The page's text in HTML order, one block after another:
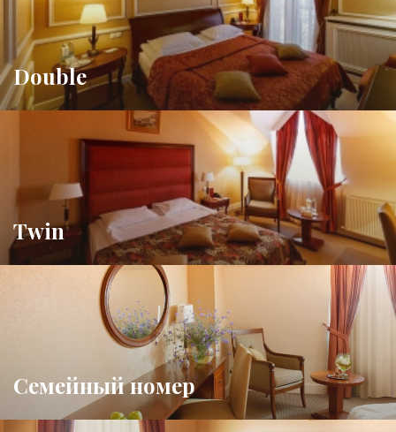
Double
Twin
Семейный номер